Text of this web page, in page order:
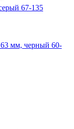
67-135
мм, черный 60-